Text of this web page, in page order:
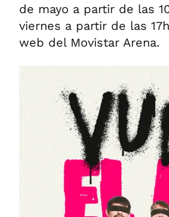
de mayo a partir de las
viernes a partir de las
web del Movistar Arena.